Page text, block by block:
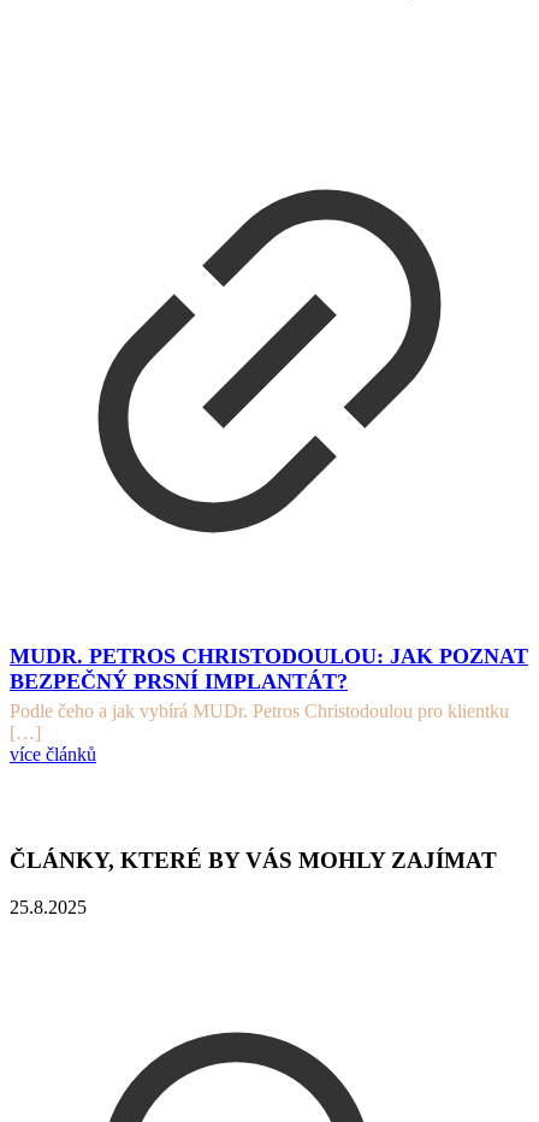
MUDR. PETROS CHRISTODOULOU: JAK POZNAT
BEZPEČNÝ PRSNÍ IMPLANTÁT?
Podle čeho a jak vybírá MUDr. Petros Christodoulou pro klientku
[…]
více článků
ČLÁNKY, KTERÉ BY VÁS MOHLY ZAJÍMAT
25.8.2025